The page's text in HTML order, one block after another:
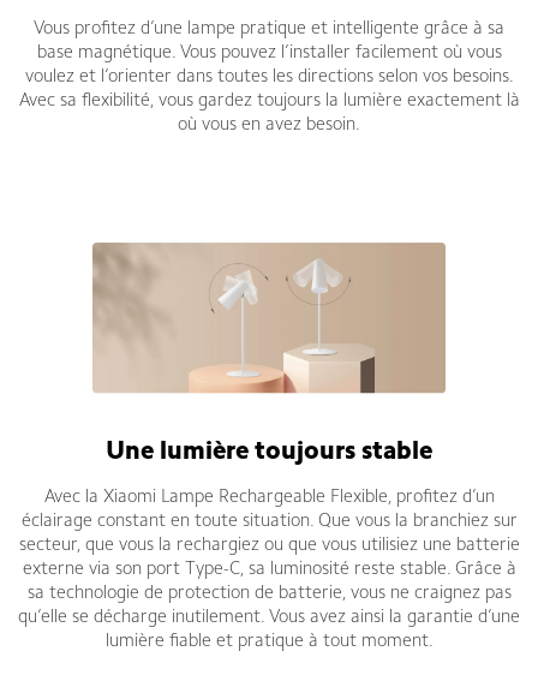
Vous profitez d’une lampe pratique et intelligente grâce à sa
base magnétique. Vous pouvez l’installer facilement où vous
voulez et l’orienter dans toutes les directions selon vos besoins.
Avec sa flexibilité, vous gardez toujours la lumière exactement là
où vous en avez besoin.
Une lumière toujours stable
Avec la Xiaomi Lampe Rechargeable Flexible, profitez d’un
éclairage constant en toute situation. Que vous la branchiez sur
secteur, que vous la rechargiez ou que vous utilisiez une batterie
externe via son port Type-C, sa luminosité reste stable. Grâce à
sa technologie de protection de batterie, vous ne craignez pas
qu’elle se décharge inutilement. Vous avez ainsi la garantie d’une
lumière fiable et pratique à tout moment.